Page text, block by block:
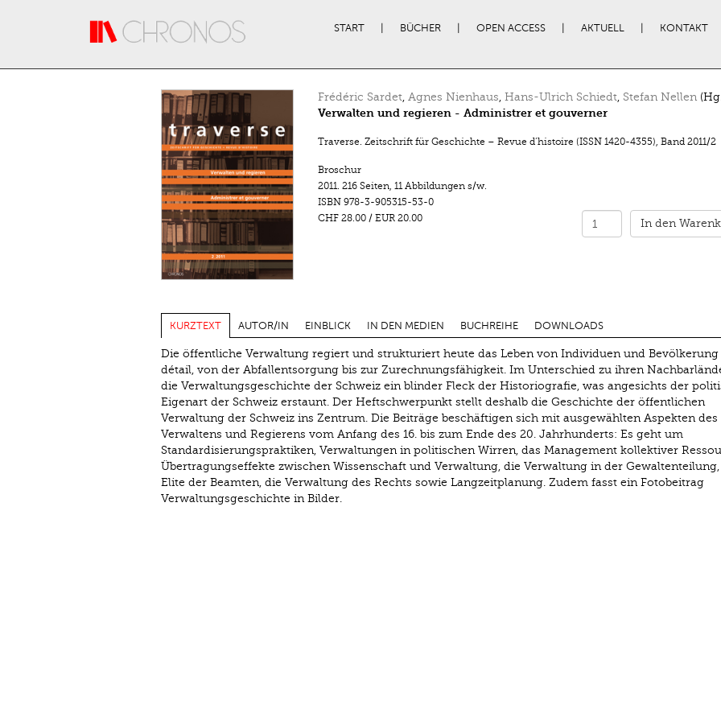
START BÜCHER OPEN ACCESS AKTUELL KONTAKT
Frédéric Sardet, Agnes Nienhaus, Hans-Ulrich Schiedt, Stefan Nellen
Verwalten und regieren - Administrer et gouverner
Traverse. Zeitschrift für Geschichte – Revue d’histoire (ISSN 1420-4355), Band 2011/2
Broschur
2011. 216 Seiten, 11 Abbildungen s/w.
ISBN 978-3-905315-53-0
CHF 28.00/ EUR 20.00 In den
KURZTEXT AUTOR/IN EINBLICK IN DEN MEDIEN BUCHREIHE DOWNLOADS
Die öffentliche Verwaltung regiert und strukturiert heute das Leben von Individuen und Bevölkerung
détail, von der Abfallentsorgung bis zur Zurechnungsfähigkeit. Im Unterschied zu ihren
die Verwaltungsgeschichte der Schweiz ein blinder Fleck der Historiografie, was angesichts der
Eigenart der Schweiz erstaunt. Der Heftschwerpunkt stellt deshalb die Geschichte der öffentlichen
Verwaltung der Schweiz ins Zentrum. Die Beiträge beschäftigen sich mit ausgewählten Aspekten des
Verwaltens und Regierens vom Anfang des 16. bis zum Ende des 20. Jahrhunderts: Es geht um
Standardisierungspraktiken, Verwaltungen in politischen Wirren, das Management kollektiver
Übertragungseffekte zwischen Wissenschaft und Verwaltung, die Verwaltung in der Gewaltenteilung,
Elite der Beamten, die Verwaltung des Rechts sowie Langzeitplanung. Zudem fasst ein Fotobeitrag
Verwaltungsgeschichte in Bilder.